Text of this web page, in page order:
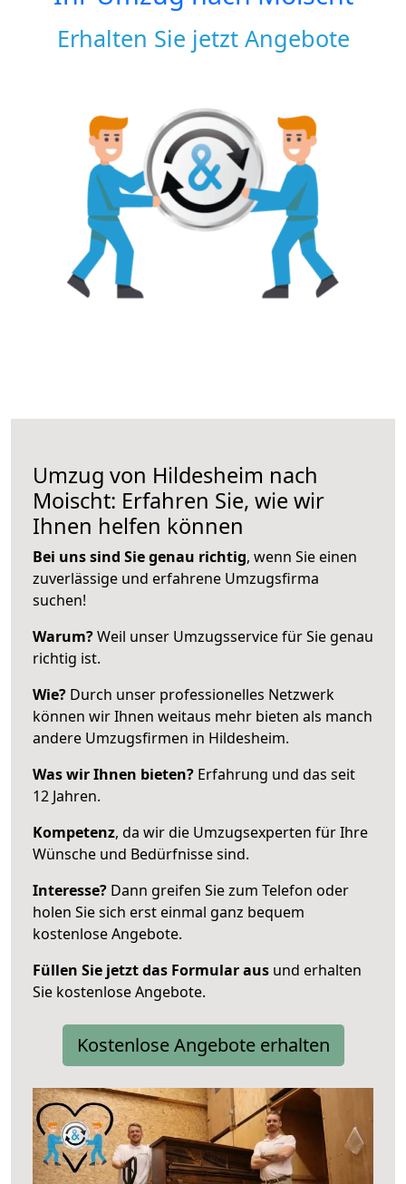
Erhalten Sie jetzt Angebote
Umzug von Hildesheim nach
Moischt: Erfahren Sie, wie wir
Ihnen helfen können
Bei uns sind Sie genau richtig, wenn Sie einen
zuverlässige und erfahrene Umzugsfirma
suchen!
Warum?Weil unser Umzugsservice für Sie genau
richtig ist.
Wie? Durch unser professionelles Netzwerk
können wir Ihnen weitaus mehr bieten als manch
andere Umzugsfirmen in Hildesheim.
Was wir Ihnen bieten? Erfahrung und das seit
12 Jahren.
Kompetenz, da wir die Umzugsexperten für Ihre
Wünsche und Bedürfnisse sind.
Interesse? Dann greifen Sie zum Telefon oder
holen Sie sich erst einmal ganz bequem
kostenlose Angebote.
Füllen Sie jetzt das Formular aus und erhalten
Sie kostenlose Angebote.
Kostenlose Angebote erhalten